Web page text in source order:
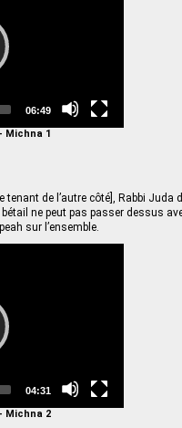
Total
06:49
Michna 1
tenant de l’autre côté], Rabbi Juda
ne peut pas passer dessus
sur l’ensemble.
Total
04:31
Michna 2